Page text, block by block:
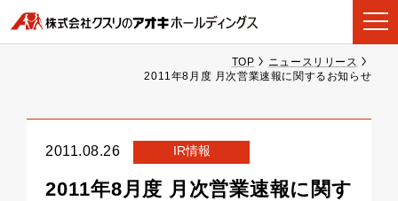
TOP
ニュースリリース
2011年8月度 月次営業速報に関するお知らせ
2011.08.26 IR情報
2011年8月度 月次営業速報に関す